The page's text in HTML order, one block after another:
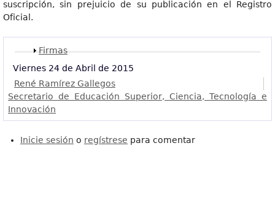
suscripción, sin prejuicio de su publicación en el Registro
Oficial.
Mostrar
Firmas
Viernes 24 de Abril de 2015
René Ramírez Gallegos
Secretario de Educación Superior, Ciencia, Tecnología e
Innovación
Inicie sesión o regístrese para comentar